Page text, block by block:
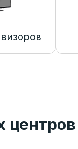
центров